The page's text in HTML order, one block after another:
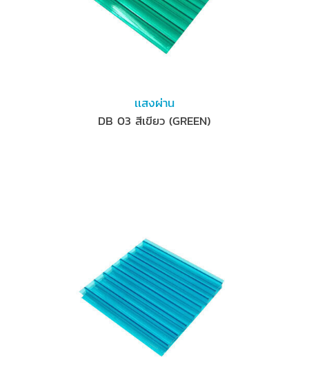
เเสงผ่าน
DB 03 สีเขียว (GREEN)